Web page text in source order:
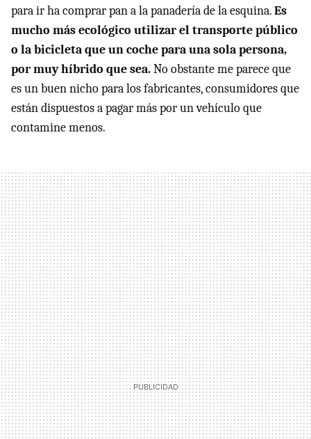
para ir ha comprar pan a la panadería de la esquina.Es
mucho más ecológico utilizar el transporte público
o la bicicleta que un coche para una sola persona,
por muy híbrido que sea.No obstante me parece que
es un buen nicho para los fabricantes, consumidores que
están dispuestos a pagar más por un vehículo que
contamine menos.